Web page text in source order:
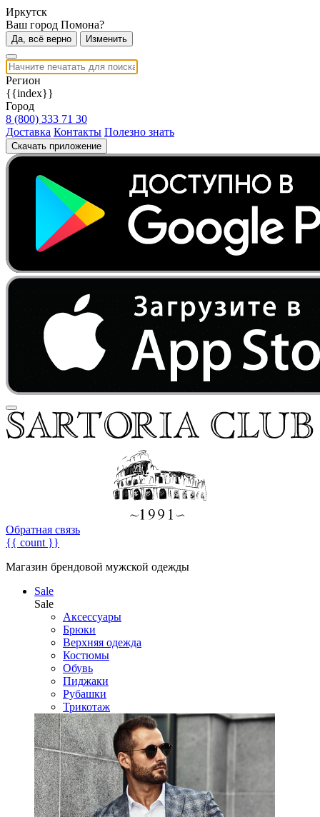
Иркутск
Ваш город Помона?
Да, всё верно Изменить
Регион
{{index}}
Город
8 (800) 333 71 30
Доставка Контакты Полезно знать
Скачать приложение
Обратная связь
{{ count }}
Магазин брендовой мужской одежды
Sale
Sale
Аксессуары
Брюки
Верхняя одежда
Костюмы
Обувь
Пиджаки
Рубашки
Трикотаж